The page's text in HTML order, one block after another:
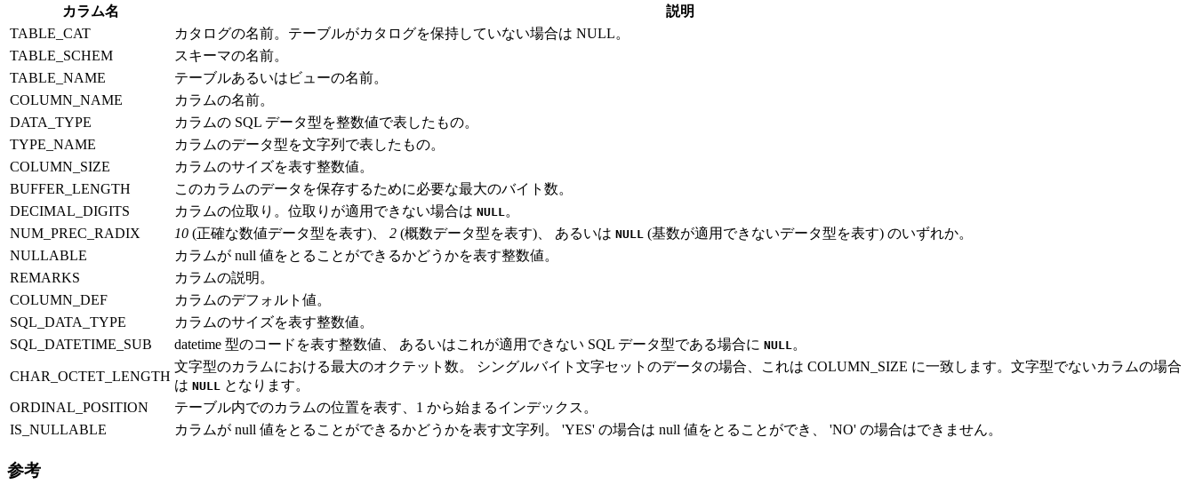
カラム名
説明
TABLE_CAT
カタログの名前。テーブルがカタログを保持していない場合は NULL。
TABLE_SCHEM
スキーマの名前。
TABLE_NAME
テーブルあるいはビューの名前。
COLUMN_NAME
カラムの名前。
DATA_TYPE
カラムの SQL データ型を整数値で表したもの。
TYPE_NAME
カラムのデータ型を文字列で表したもの。
COLUMN_SIZE
カラムのサイズを表す整数値。
BUFFER_LENGTH
このカラムのデータを保存するために必要な最大のバイト数。
DECIMAL_DIGITS
カラムの位取り。位取りが適用できない場合は NULL。
NUM_PREC_RADIX
10 (正確な数値データ型を表す)、 2 (概数データ型を表す)、 あるいは NULL (基数が適用できないデータ型を表す) のいずれか。
NULLABLE
カラムが null 値をとることができるかどうかを表す整数値。
REMARKS
カラムの説明。
COLUMN_DEF
カラムのデフォルト値。
SQL_DATA_TYPE
カラムのサイズを表す整数値。
SQL_DATETIME_SUB
datetime 型のコードを表す整数値、 あるいはこれが適用できない SQL データ型である場合に NULL。
CHAR_OCTET_LENGTH
文字型のカラムにおける最大のオクテット数。 シングルバイト文字セットのデータの場合、これは COLUMN_SIZE に一致します。文字型でないカラムの場合
は NULL となります。
ORDINAL_POSITION
テーブル内でのカラムの位置を表す、1 から始まるインデックス。
IS_NULLABLE
カラムが null 値をとることができるかどうかを表す文字列。 'YES' の場合は null 値をとることができ、 'NO' の場合はできません。
参考